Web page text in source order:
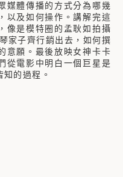
媒體傳播的方式分為哪幾
以及如何操作。講解完這
像是模特圈的孟耿如拍攝
家子齊行銷出去，如何撰
意願。最後放映女神卡卡
從電影中明白一個巨星是
的過程。